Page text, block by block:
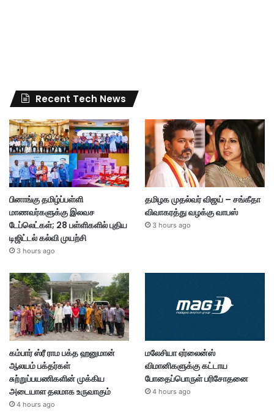
Recent Tech News
பினாங்கு தமிழ்ப்பள்ளி
மாணவர்களுக்கு இலவச
டேப்லெட்கள்; 28 பள்ளிகளில் புதிய
டிஜிட்டல் கல்வி முயற்சி
3 hours ago
தமிழக முதல்வர் விஜய் – சங்கீதா
விவாகரத்து வழக்கு வாபஸ்
3 hours ago
கம்பார் ஸ்ரீ ராம பக்த ஹனுமான்
ஆலயம் பக்தர்கள்
சுற்றுப்பயணிகளின் முக்கிய
அடையாள தலமாக உருவாகும்
4 hours ago
மலேசியா ஏர்லைன்ஸ்
விமானிகளுக்கு கட்டாய
போதைப்பொருள் பரிசோதனை
4 hours ago